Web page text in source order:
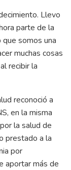
Llevo
parte de la
somos una
muchas cosas
recibir la
reconoció a
en la misma
la salud de
prestado a la
por
aportar más de